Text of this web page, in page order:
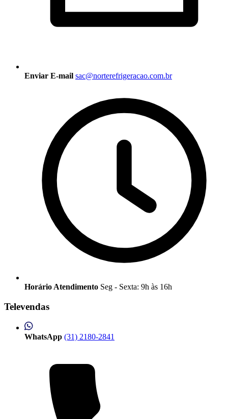
Enviar E-mail sac@norterefrigeracao.com.br
Horário Atendimento Seg - Sexta: 9h às 16h
Televendas
WhatsApp (31) 2180-2841